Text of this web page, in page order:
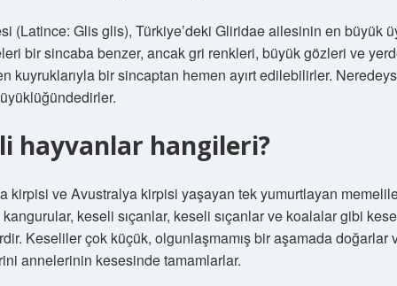
(Latince: Glis glis), Türkiye’deki Gliridae ailesinin en büyük
bir sincaba benzer, ancak gri renkleri, büyük gözleri ve
kuyruklarıyla bir sincaptan hemen ayırt edilebilirler.
hayvanlar hangileri?
kirpisi ve Avustralya kirpisi yaşayan tek yumurtlayan
keseli sıçanlar, keseli sıçanlar ve koalalar gibi
Keseliler çok küçük, olgunlaşmamış bir aşamada doğarlar
annelerinin kesesinde tamamlarlar.